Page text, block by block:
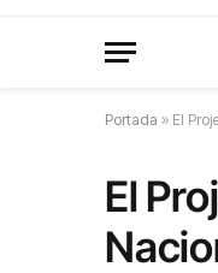
Portada » El
El